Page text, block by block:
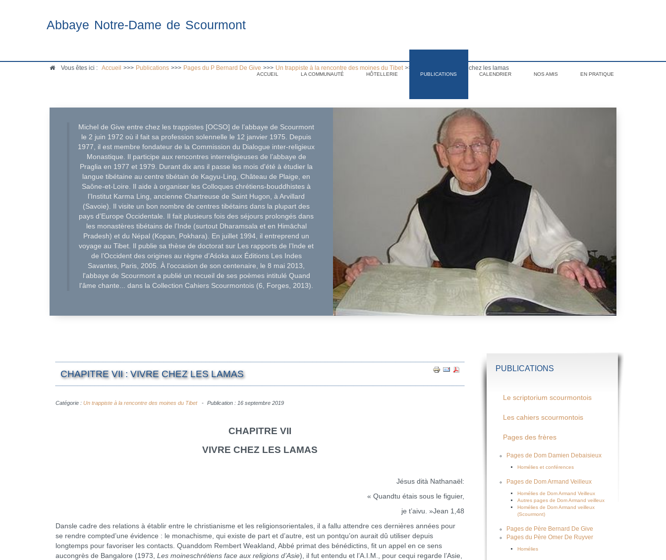
Abbaye Notre-Dame de Scourmont
ACCUEIL LA COMMUNAUTÉ HÔTELLERIE PUBLICATIONS CALENDRIER NOS AMIS EN PRATIQUE
Vous êtes ici : Accueil >>> Publications >>> Pages du P Bernard De Give >>> Un trappiste à la rencontre des moines du Tibet >>> Chapitre VII : Vivre chez les lamas
Michel de Give entre chez les trappistes [OCSO] de l’abbaye de Scourmont
le 2 juin 1972 où il fait sa profession solennelle le 12 janvier 1975. Depuis
1977, il est membre fondateur de la Commission du Dialogue inter-religieux
Monastique. Il participe aux rencontres interreligieuses de l’abbaye de
Praglia en 1977 et 1979. Durant dix ans il passe les mois d'été à étudier la
langue tibétaine au centre tibétain de Kagyu-Ling, Château de Plaige, en
Saône-et-Loire. Il aide à organiser les Colloques chrétiens-bouddhistes à
l’Institut Karma Ling, ancienne Chartreuse de Saint Hugon, à Arvillard
(Savoie). Il visite un bon nombre de centres tibétains dans la plupart des
pays d’Europe Occidentale. Il fait plusieurs fois des séjours prolongés dans
les monastères tibétains de l’Inde (surtout Dharamsala et en Himāchal
Pradesh) et du Népal (Kopan, Pokhara). En juillet 1994, il entreprend un
voyage au Tibet. Il publie sa thèse de doctorat sur Les rapports de l’Inde et
de l’Occident des origines au règne d’Aśoka aux Éditions Les Indes
Savantes, Paris, 2005. À l'occasion de son centenaire, le 8 mai 2013,
l'abbaye de Scourmont a publié un recueil de ses poèmes intitulé Quand
l'âme chante... dans la Collection Cahiers Scourmontois (6, Forges, 2013).
CHAPITRE VII : VIVRE CHEZ LES LAMAS
Catégorie : Un trappiste à la rencontre des moines du Tibet Publication : 16 septembre 2019
CHAPITRE VII
VIVRE CHEZ LES LAMAS
Jésus dità Nathanaël:
« Quandtu étais sous le figuier,
je t’aivu. »Jean 1,48
Dansle cadre des relations à établir entre le christianisme et les religionsorientales, il a fallu attendre ces dernières années pour
se rendre compted’une évidence : le monachisme, qui existe de part et d’autre, est un pontqu’on aurait dû utiliser depuis
longtemps pour favoriser les contacts. Quanddom Rembert Weakland, Abbé primat des bénédictins, fit un appel en ce sens
aucongrès de Bangalore (1973, Les moineschrétiens face aux religions d’Asie), il fut entendu et l’A.I.M., pour cequi regarde l’Asie,
PUBLICATIONS
Le scriptorium scourmontois
Les cahiers scourmontois
Pages des frères
Pages de Dom Damien Debaisieux
Homélies et conférences
Pages de Dom Armand Veilleux
Homélies de Dom Armand Veilleux
Autres pages de Dom Armand veilleux
Homélies de Dom Armand veilleux
(Scourmont)
Pages de Père Bernard De Give
Pages du Père Omer De Ruyver
Homélies